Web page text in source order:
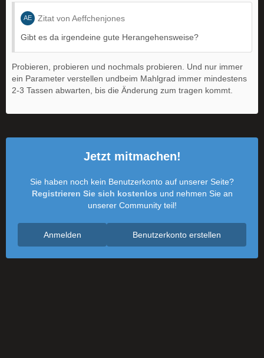
Zitat von Aeffchenjones
Gibt es da irgendeine gute Herangehensweise?
Probieren, probieren und nochmals probieren. Und nur immer
ein Parameter verstellen undbeim Mahlgrad immer mindestens
2-3 Tassen abwarten, bis die Änderung zum tragen kommt.
Jetzt mitmachen!
Sie haben noch kein Benutzerkonto auf unserer Seite?
Registrieren Sie sich kostenlos und nehmen Sie an
unserer Community teil!
Benutzerkonto erstellen
Anmelden